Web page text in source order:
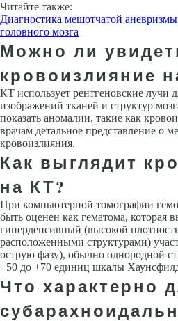
Читайте также:
Диагностика мешотчатой
головного мозга
Можно ли
кровоизлияние
КТ использует рентгеновские лучи
изображений тканей и структур
показать аномалии, такие как
врачам детальное представление о
кровоизлияния.
Как выглядит
на КТ?
При компьютерной томографии
быть оценен как гематома, которая
гиперденсивный (высокой
расположенными структурами)
острую фазу), обычно однородной
+50 до +70 единиц шкалы
Что характерно